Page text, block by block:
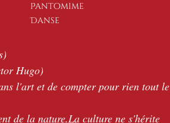
Pantomime
Danse
Hugo)
l'art et de compter pour rien tout le
de la nature.La culture ne s'hérite